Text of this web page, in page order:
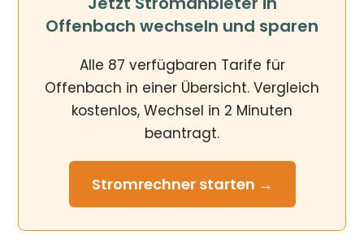
Offenbach wechseln und sparen
Alle 87 verfügbaren Tarife für
Offenbach in einer Übersicht. Vergleich
kostenlos, Wechsel in 2 Minuten
beantragt.
Stromrechnerstarten →